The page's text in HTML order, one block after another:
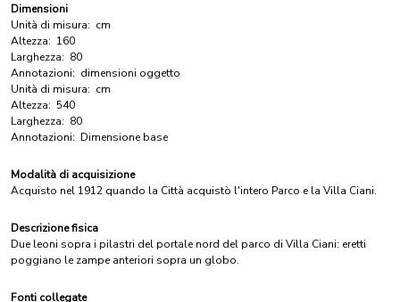
Dimensioni
Unità di misura: cm
Altezza: 160
Larghezza: 80
Annotazioni: dimensioni oggetto
Unità di misura: cm
Altezza: 540
Larghezza: 80
Annotazioni: Dimensione base
Modalità di acquisizione
Acquisto nel 1912 quando la Città acquistò l'intero Parco e la Villa Ciani.
Descrizione fisica
Due leoni sopra i pilastri del portale nord del parco di Villa Ciani: eretti
poggiano le zampe anteriori sopra un globo.
Fonti collegate